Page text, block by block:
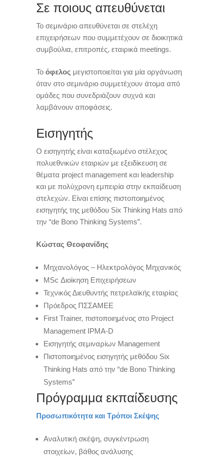
Σε ποιους απευθύνεται
Το σεμινάριο απευθύνεται σε στελέχη
επιχειρήσεων που συμμετέχουν σε διοικητικά
συμβούλια, επιτροπές, εταιρικά meetings.
To όφελος μεγιστοποιείται για μία οργάνωση
όταν στο σεμινάριο συμμετέχουν άτομα από
ομάδες που συνεδριάζουν συχνά και
λαμβάνουν αποφάσεις.
Εισηγητής
Ο εισηγητής είναι καταξιωμένο στέλεχος
πολυεθνικών εταιριών με εξειδίκευση σε
θέματα project management και leadership
και με πολύχρονη εμπειρία στην εκπαίδευση
στελεχών. Είναι επίσης πιστοποιημένος
εισηγητής της μεθόδου Six Thinking Hats από
την “de Bono Thinking Systems”.
Κώστας Θεοφανίδης
Μηχανολόγος – Ηλεκτρολόγος Μηχανικός
ΜSc Διοίκηση Επιχειρήσεων
Τεχνικός Διευθυντής πετρελαϊκής εταιρίας
Πρόεδρος ΠΣΣΑΜΕΕ
First Trainer, πιστοποιημένος στο Project
Management IPMA-D
Εισηγητής σεμιναρίων Management
Πιστοποιημένος εισηγητής μεθόδου Six
Thinking Hats από την “de Bono Thinking
Systems”
Πρόγραμμα εκπαίδευσης
Προσωπικότητα και Τρόποι Σκέψης
Αναλυτική σκέψη, συγκέντρωση
στοιχείων, βάθος ανάλυσης